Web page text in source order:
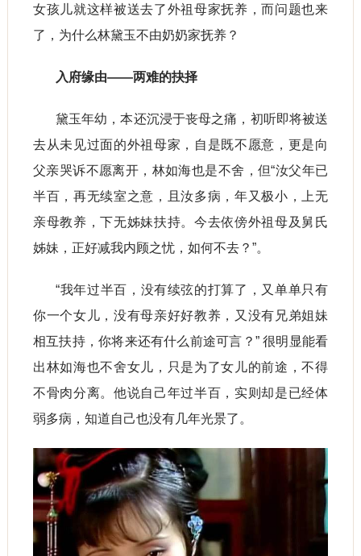
女孩儿就这样被送去了外祖母家抚养，而问题也来
了，为什么林黛玉不由奶奶家抚养？
入府缘由——两难的抉择
黛玉年幼，本还沉浸于丧母之痛，初听即将被送
去从未见过面的外祖母家，自是既不愿意，更是向
父亲哭诉不愿离开，林如海也是不舍，但“汝父年已
半百，再无续室之意，且汝多病，年又极小，上无
亲母教养，下无姊妹扶持。今去依傍外祖母及舅氏
姊妹，正好减我内顾之忧，如何不去？”。
“我年过半百，没有续弦的打算了，又单单只有
你一个女儿，没有母亲好好教养，又没有兄弟姐妹
相互扶持，你将来还有什么前途可言？” 很明显能看
出林如海也不舍女儿，只是为了女儿的前途，不得
不骨肉分离。他说自己年过半百，实则却是已经体
弱多病，知道自己也没有几年光景了。